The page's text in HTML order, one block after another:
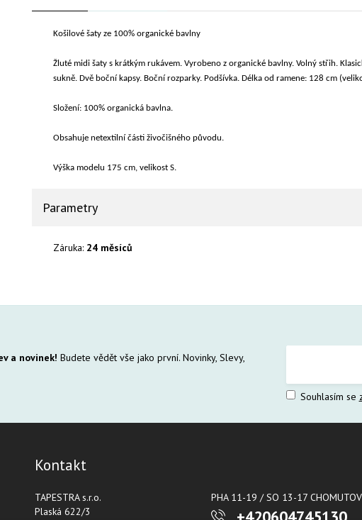
Košilové šaty ze 100% organické bavlny
Žluté midi šaty s krátkým rukávem. Vyrobeno z organické bavlny. Volný střih.
sukně. Dvě boční kapsy. Boční rozparky. Podšívka. Délka od ramene: 128 cm
Složení: 100% organická bavlna.
Obsahuje netextilní části živočišného původu.
Výška modelu 175 cm, velikost S.
Parametry
Záruka: 24 měsíců
a novinek! Budete vědět vše jako první. Novinky, Slevy,
Souhlasím se
Kontakt
TAPESTRA s.r.o.
Plaská 622/3
PHA 11-19 / SO 13-17